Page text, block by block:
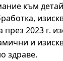
към
2023 г.
и
здраве.